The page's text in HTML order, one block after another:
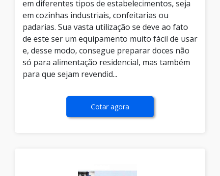
em diferentes tipos de estabelecimentos, seja
em cozinhas industriais, confeitarias ou
padarias. Sua vasta utilização se deve ao fato
de este ser um equipamento muito fácil de usar
e, desse modo, consegue preparar doces não
só para alimentação residencial, mas também
para que sejam revendid...
Cotar agora